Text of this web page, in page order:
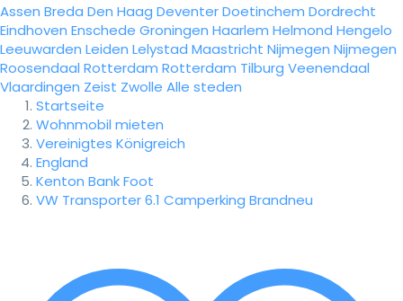
Assen Breda Den Haag DeventerDoetinchem Dordrecht
Eindhoven Enschede Groningen Haarlem Helmond Hengelo
Leeuwarden Leiden Lelystad Maastricht Nijmegen Nijmegen
Roosendaal Rotterdam Rotterdam Tilburg Veenendaal
Vlaardingen Zeist Zwolle Alle steden
Startseite
Wohnmobil mieten
Vereinigtes Königreich
England
Kenton Bank Foot
VW Transporter 6.1 Camperking Brandneu